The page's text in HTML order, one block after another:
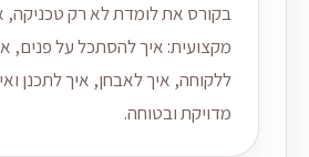
בקורס את לומדת לא רק
מקצועית: איך להסתכל על פנים,
ללקוחה, איך לאבחן, איך לתכנן
מדויקת ובטוחה.